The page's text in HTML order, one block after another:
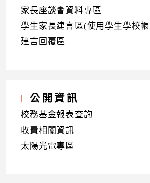
家長座談會資料專區
學生家長建言區(使用學生學校
建言回覆區
公開資訊
校務基金報表查詢
收費相關資訊
太陽光電專區